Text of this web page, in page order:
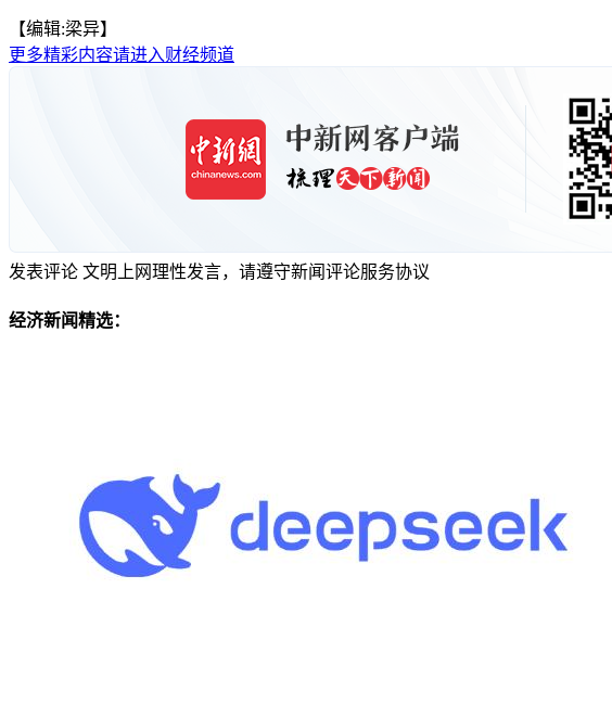
【编辑:梁异】
更多精彩内容请进入财经频道
发表评论 文明上网理性发言，请遵守新闻评论服务协议
经济新闻精选：